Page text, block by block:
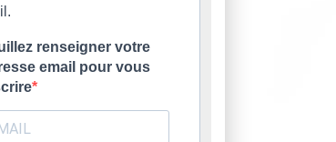
renseigner votre
email pour vous